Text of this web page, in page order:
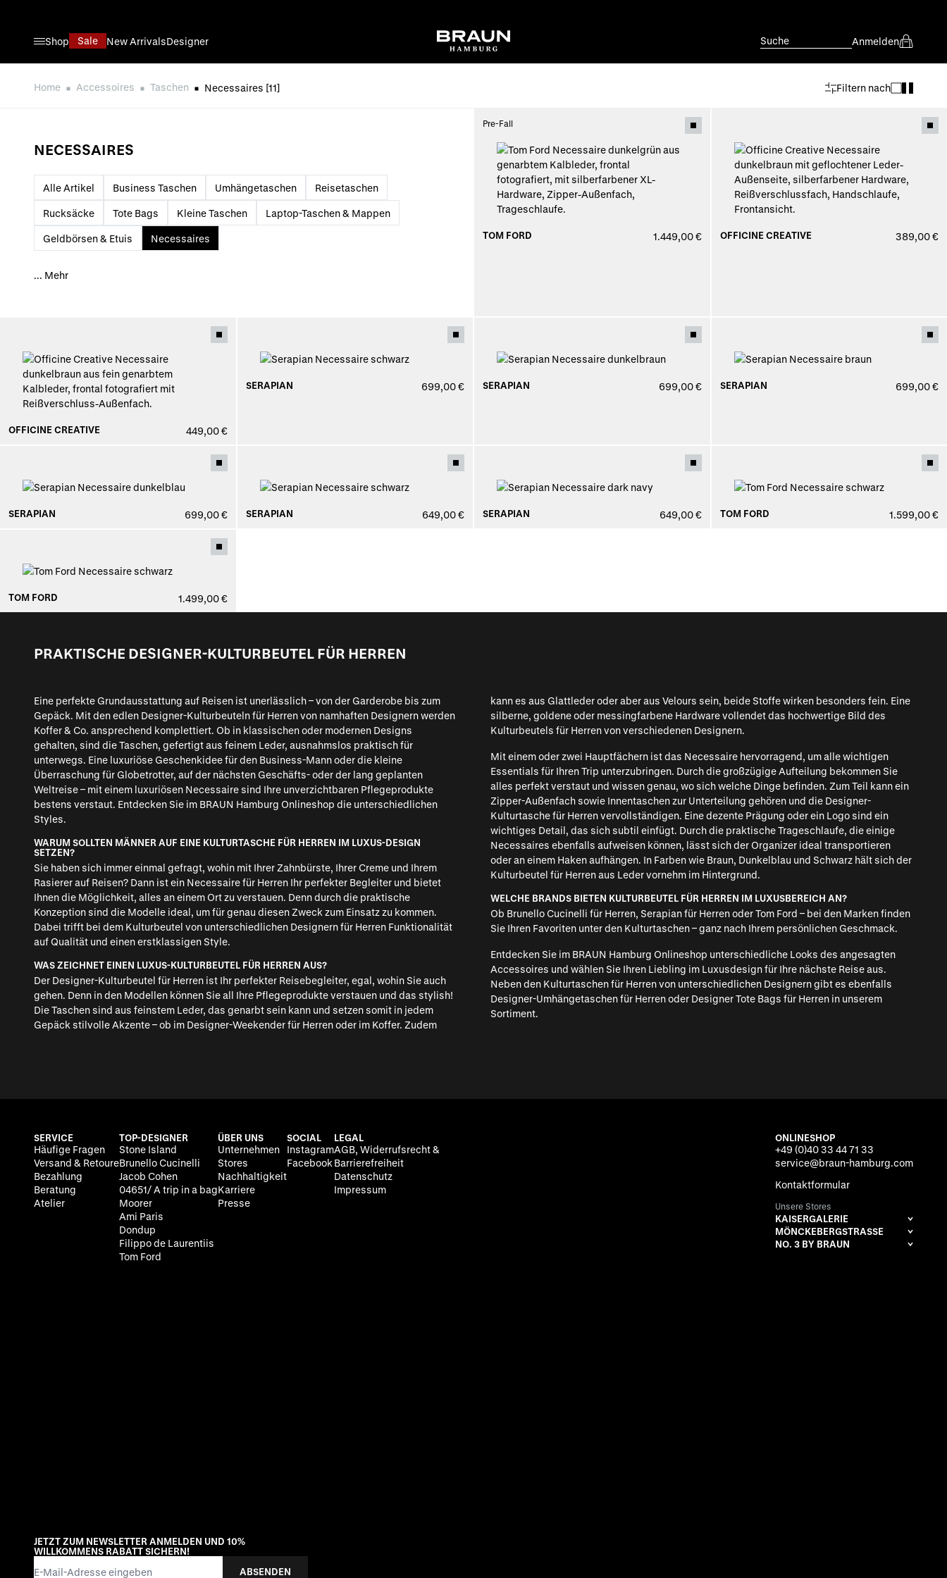
Shop
Sale New ArrivalsDesigner Suche Anmelden
Home Accessoires Taschen Necessaires [11] Filtern nach
NECESSAIRES
Alle Artikel Business Taschen Umhängetaschen Reisetaschen
Rucksäcke Tote Bags Kleine Taschen Laptop-Taschen & Mappen
Geldbörsen & Etuis Necessaires
... Mehr
Pre-Fall
TOM FORD 1.449,00 € OFFICINE CREATIVE 389,00 €
OFFICINE CREATIVE 449,00 €
SERAPIAN 699,00 € SERAPIAN 699,00 € SERAPIAN 699,00 €
SERAPIAN 699,00 € SERAPIAN 649,00 € SERAPIAN 649,00 € TOM FORD 1.599,00 €
TOM FORD 1.499,00 €
PRAKTISCHE DESIGNER-KULTURBEUTEL FÜR HERREN
Eine perfekte Grundausstattung auf Reisen ist unerlässlich – von der Garderobe bis zum
Gepäck. Mit den edlen Designer-Kulturbeuteln für Herren von namhaften Designern werden
Koffer & Co. ansprechend komplettiert. Ob in klassischen oder modernen Designs
gehalten, sind die Taschen, gefertigt aus feinem Leder, ausnahmslos praktisch für
unterwegs. Eine luxuriöse Geschenkidee für den Business-Mann oder die kleine
Überraschung für Globetrotter, auf der nächsten Geschäfts- oder der lang geplanten
Weltreise – mit einem luxuriösen Necessaire sind Ihre unverzichtbaren Pflegeprodukte
bestens verstaut. Entdecken Sie im BRAUN Hamburg Onlineshop die unterschiedlichen
Styles.
WARUM SOLLTEN MÄNNER AUF EINE KULTURTASCHE FÜR HERREN IM LUXUS-DESIGN
SETZEN?
Sie haben sich immer einmal gefragt, wohin mit Ihrer Zahnbürste, Ihrer Creme und Ihrem
Rasierer auf Reisen? Dann ist ein Necessaire für Herren Ihr perfekter Begleiter und bietet
Ihnen die Möglichkeit, alles an einem Ort zu verstauen. Denn durch die praktische
Konzeption sind die Modelle ideal, um für genau diesen Zweck zum Einsatz zu kommen.
Dabei trifft bei dem Kulturbeutel von unterschiedlichen Designern für Herren Funktionalität
auf Qualität und einen erstklassigen Style.
WAS ZEICHNET EINEN LUXUS-KULTURBEUTEL FÜR HERREN AUS?
Der Designer-Kulturbeutel für Herren ist Ihr perfekter Reisebegleiter, egal, wohin Sie auch
gehen. Denn in den Modellen können Sie all Ihre Pflegeprodukte verstauen und das stylish!
Die Taschen sind aus feinstem Leder, das genarbt sein kann und setzen somit in jedem
Gepäck stilvolle Akzente – ob im Designer-Weekender für Herrenoder im Koffer. Zudem
kann es aus Glattleder oder aber aus Velours sein, beide Stoffe wirken besonders fein. Eine
silberne, goldene oder messingfarbene Hardware vollendet das hochwertige Bild des
Kulturbeutels für Herren von verschiedenen Designern.
Mit einem oder zwei Hauptfächern ist das Necessaire hervorragend, um alle wichtigen
Essentials für Ihren Trip unterzubringen. Durch die großzügige Aufteilung bekommen Sie
alles perfekt verstaut und wissen genau, wo sich welche Dinge befinden. Zum Teil kann ein
Zipper-Außenfach sowie Innentaschen zur Unterteilung gehören und die Designer-
Kulturtasche für Herren vervollständigen. Eine dezente Prägung oder ein Logo sind ein
wichtiges Detail, das sich subtil einfügt. Durch die praktische Trageschlaufe, die einige
Necessaires ebenfalls aufweisen können, lässt sich der Organizer ideal transportieren
oder an einem Haken aufhängen. In Farben wie Braun, Dunkelblau und Schwarz hält sich der
Kulturbeutel für Herren aus Leder vornehm im Hintergrund.
WELCHE BRANDS BIETEN KULTURBEUTEL FÜR HERREN IM LUXUSBEREICH AN?
Ob Brunello Cucinelli für Herren, Serapian für Herrenoder Tom Ford – bei den Marken finden
Sie Ihren Favoriten unter den Kulturtaschen – ganz nach Ihrem persönlichen Geschmack.
Entdecken Sie im BRAUN Hamburg Onlineshop unterschiedliche Looks des angesagten
Accessoires und wählen Sie Ihren Liebling im Luxusdesign für Ihre nächste Reise aus.
Neben den Kulturtaschen für Herren von unterschiedlichen Designern gibt es ebenfalls
Designer-Umhängetaschen für Herrenoder Designer Tote Bags für Herren in unserem
Sortiment.
SERVICE
Häufige Fragen
Versand & Retoure
Bezahlung
Beratung
Atelier
TOP-DESIGNER
Stone Island
Brunello Cucinelli
Jacob Cohen
04651/ A trip in a bag
Moorer
Ami Paris
Dondup
Filippo de Laurentiis
Tom Ford
ÜBER UNS
Unternehmen
Stores
Nachhaltigkeit
Karriere
Presse
SOCIAL
Instagram
Facebook
LEGAL
AGB, Widerrufsrecht &
Barrierefreiheit
Datenschutz
Impressum
ONLINESHOP
+49 (0)40 33 44 71 33
service@braun-hamburg.com
Kontaktformular
Unsere Stores
KAISERGALERIE
MÖNCKEBERGSTRASSE
NO. 3 BY BRAUN
JETZT ZUM NEWSLETTER ANMELDEN UND 10%
WILLKOMMENS RABATT SICHERN!
ABSENDEN